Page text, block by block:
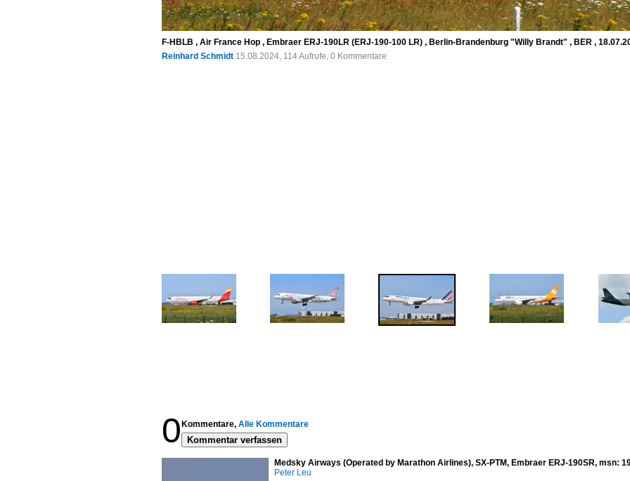
F-HBLB , Air France Hop , Embraer ERJ-190LR (ERJ-190-100 LR) , Berlin-Brandenburg "Willy Brandt" , BER ,
Reinhard Schmidt 15.08.2024, 114 Aufrufe, 0 Kommentare
0 Kommentare, Alle Kommentare
Kommentar verfassen
Medsky Airways (Operated by Marathon Airlines), SX-PTM, Embraer ERJ-190SR, msn:
Peter Leu